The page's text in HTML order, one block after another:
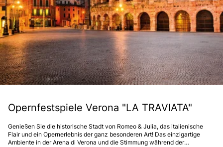
Opernfestspiele Verona "LA TRAVIATA"
Genießen Sie die historische Stadt von Romeo & Julia, das italienische
Flair und ein Opernerlebnis der ganz besonderen Art! Das einzigartige
Ambiente in der Arena di Verona und die Stimmung während der